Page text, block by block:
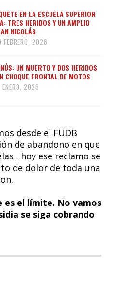
EN LA ESCUELA SUPERIOR
TRES HERIDOS Y UN AMPLIO
NICOLÁS
FEBRERO, 2026
UN MUERTO Y DOS HERIDOS
CHOQUE FRONTAL DE MOTOS
ENERO, 2026
desde el FUDB
de abandono en que
, hoy ese reclamo se
de dolor de toda una
es el límite. No vamos
se siga cobrando